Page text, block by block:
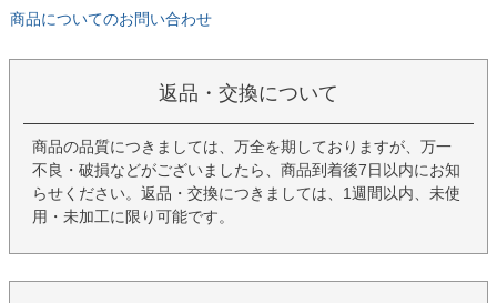
商品についてのお問い合わせ
返品・交換について
商品の品質につきましては、万全を期しておりますが、万一
不良・破損などがございましたら、商品到着後7日以内にお知
らせください。返品・交換につきましては、1週間以内、未使
用・未加工に限り可能です。